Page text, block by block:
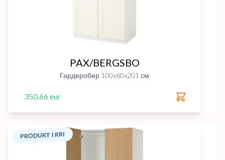
PAX/BERGSBO
Гардеробер 100x60x201 см
350.66 eur
PRODUKT I RRI